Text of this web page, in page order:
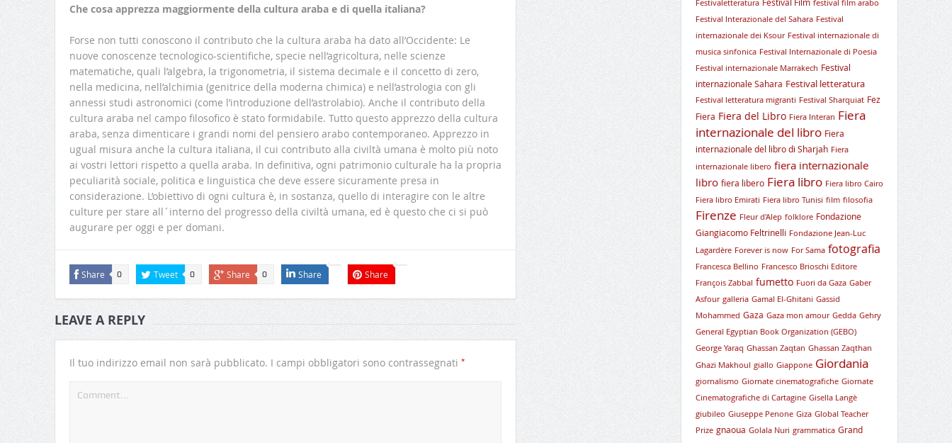
Che cosa apprezza maggiormente della cultura araba e di quella italiana?
Forse non tutti conoscono il contributo che la cultura araba ha dato all’Occidente: Le
nuove conoscenze tecnologico-scientifiche, specie nell’agricoltura, nelle scienze
matematiche, quali l’algebra, la trigonometria, il sistema decimale e il concetto di zero,
nella medicina, nell’alchimia (genitrice della moderna chimica) e nell’astrologia con gli
annessi studi astronomici (come l’introduzione dell’astrolabio). Anche il contributo della
cultura araba nel campo filosofico è stato formidabile. Tutto questo apprezzo della cultura
araba, senza dimenticare i grandi nomi del pensiero arabo contemporaneo. Apprezzo in
ugual misura anche la cultura italiana, il cui contributo alla civiltà umana è molto più noto
ai vostri lettori rispetto a quella araba. In definitiva, ogni patrimonio culturale ha la propria
peculiarità sociale, politica e linguistica che deve essere sicuramente presa in
considerazione. L’obiettivo di ogni cultura è, in sostanza, quello di interagire con le altre
culture per stare all´interno del progresso della civiltà umana, ed è questo che ci si può
augurare per oggi e per domani.
Share 0 Tweet 0 Share 0 Share Share
LEAVE A REPLY
Il tuo indirizzo email non sarà pubblicato. I campi obbligatori sono contrassegnati *
Festivaletteratura
festival film arabo
Festival Interazionale del Sahara Festival
internazionale dei Ksour Festival internazionale di
musica sinfonica Festival Internazionale di Poesia
Festival internazionale Marrakech Festival
internazionale Sahara Festival letteratura
Festival letteratura migranti Festival Sharquiat Fez
Fiera Fiera del Libro Fiera Interan Fiera
internazionale del libro Fiera
internazionale del libro di Sharjah Fiera
internazionale libero fiera internazionale
libro fiera libero Fiera libro Fiera libro Cairo
Fiera libro Emirati Fiera libro Tunisi film filosofia
Firenze Fleur d'Alep folklore Fondazione
Giangiacomo Feltrinelli Fondazione Jean-Luc
Lagardère Forever is now For Sama fotografia
Francesca Bellino Francesco Brioschi Editore
François Zabbal fumetto Fuori da Gaza Gaber
Asfour galleria Gamal El-Ghitani Gassid
Mohammed Gaza Gaza mon amour Gedda Gehry
General Egyptian Book Organization (GEBO)
George Yaraq Ghassan Zaqtan Ghassan Zaqthan
Ghazi Makhoul giallo Giappone Giordania
giornalismo Giornate cinematografiche Giornate
Cinematografiche di Cartagine Gisella Langè
giubileo Giuseppe Penone Giza Global Teacher
Prize gnaoua Golala Nuri grammatica Grand